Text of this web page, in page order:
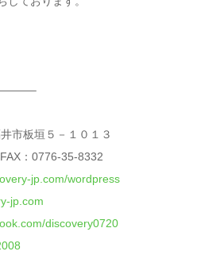
市板垣５－１０１３
：0776-35-8332
jp.com/wordpress
jp.com
discovery0720